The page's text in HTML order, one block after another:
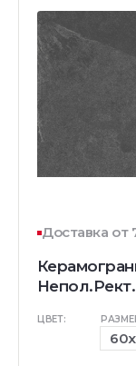
Доставка от
ЦВЕТ: